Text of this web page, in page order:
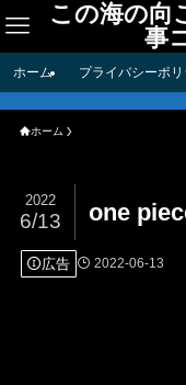
この海の向
事
ホーム プライバシーポ
ホーム
one
2022
6/13
広告 2022-06-13